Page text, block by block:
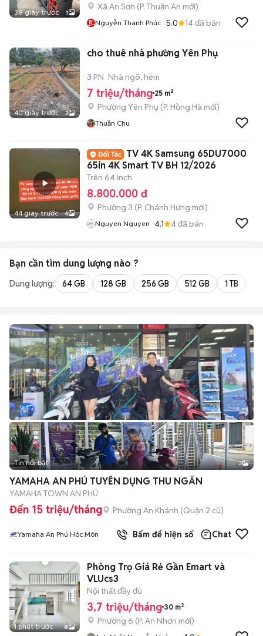
39 giây trước 1
Xã An Sơn (P. Thuận An mới)
Nguyễn Thanh Phúc 5.0 14đã bán
40 giây trước 3
cho thuê nhà phường Yên Phụ
3 PN Nhà ngõ, hẻm
7 triệu/tháng 25 m²
Phường Yên Phụ (P. Hồng Hà mới)
Thuần Chu
44 giây trước 4
TV 4K Samsung 65DU7000
65in 4K Smart TV BH 12/2026
Trên 64 inch
8.800.000 đ
Phường 3 (P. Chánh Hưng mới)
Nguyen Nguyen 4.1 4đã bán
Bạn cần tìm dung lượng nào ?
Dung lượng: 64 GB 128 GB 256 GB 512 GB 1 TB
Tin nổi bật 3
YAMAHA AN PHÚ TUYỂN DỤNG THU NGÂN
YAMAHA TOWN AN PHÚ
Đến 15 triệu/tháng Phường An Khánh (Quận 2 cũ)
Yamaha An Phú Hóc Môn Bấm để hiện số Chat
1 phút trước 8
Phòng Trọ Giá Rẻ Gần Emart và
VLUcs3
Nội thất đầy đủ
3,7 triệu/tháng 30 m²
Phường 6 (P. An Nhơn mới)